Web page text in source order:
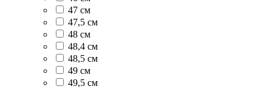
47 см
47,5 см
48 см
48,4 см
48,5 см
49 см
49,5 см